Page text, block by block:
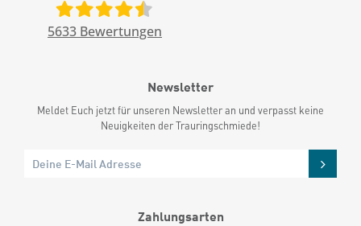
5633 Bewertungen
Newsletter
Meldet Euch jetzt für unseren Newsletter an und verpasst keine
Neuigkeiten der Trauringschmiede!
Zahlungsarten